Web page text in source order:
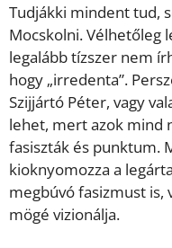
Tudjákki mindent tud,
Mocskolni. Vélhetőleg
legalább tízszer nem
hogy „irredenta”.
Szijjártó Péter, vagy
lehet, mert azok mind
fasiszták és punktum.
kioknyomozza a
megbúvó fasizmust is,
mögé vizionálja.